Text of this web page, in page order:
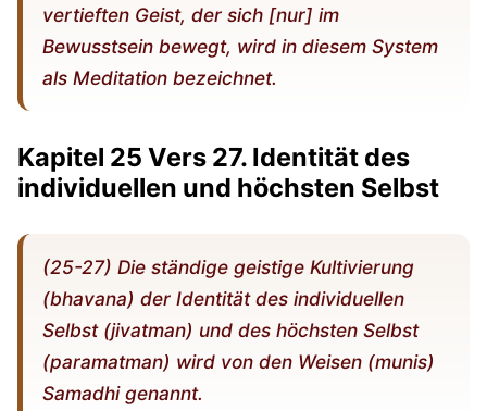
vertieften Geist, der sich [nur] im
Bewusstsein bewegt, wird in diesem System
als Meditation bezeichnet.
Kapitel 25 Vers 27. Identität des
individuellen und höchsten Selbst
(25-27) Die ständige geistige Kultivierung
(bhavana) der Identität des individuellen
Selbst (jivatman) und des höchsten Selbst
(paramatman) wird von den Weisen (munis)
Samadhi genannt.